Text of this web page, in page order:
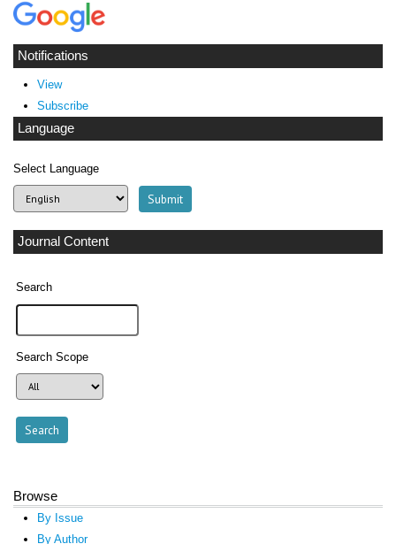
Notifications
View
Subscribe
Language
Select Language
Journal Content
Search
Search Scope
Browse
By Issue
By Author